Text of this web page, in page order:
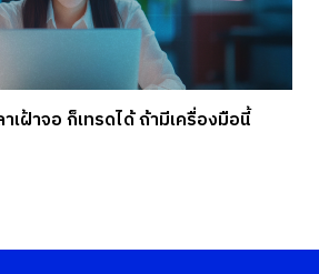
เฝ้าจอ ก็เทรดได้ ถ้ามีเครื่องมือนี้